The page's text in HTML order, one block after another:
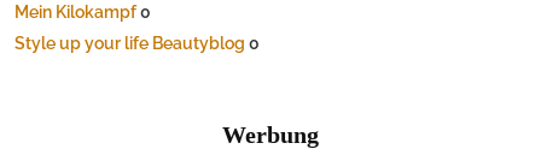
Mein Kilokampf0
Style up your life Beautyblog 0
Werbung